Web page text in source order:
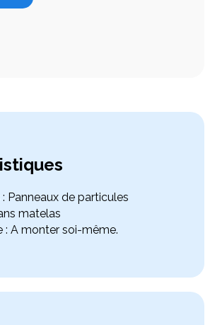
Panneaux de particules
matelas
: A monter soi-même.